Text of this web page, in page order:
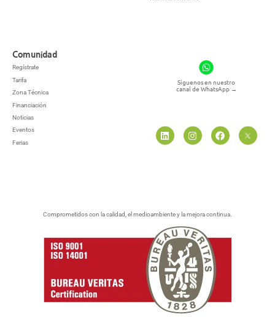
Comunidad
Regístrate
Tarifa
Zona Técnica
Financiación
Noticias
Eventos
Ferias
Síguenos en nuestro
canal de WhatsApp →
Comprometidos con la calidad, el medioambiente y la mejora continua.